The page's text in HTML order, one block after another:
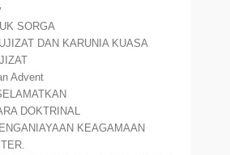
SORGA
DAN KARUNIA KUASA
Advent
DOKTRINAL
KEAGAMAAN